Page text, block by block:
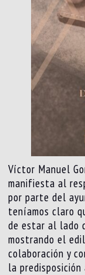
Víctor Manuel
manifiesta al
por parte del
teníamos claro
de estar al lado
mostrando el
colaboración y
la